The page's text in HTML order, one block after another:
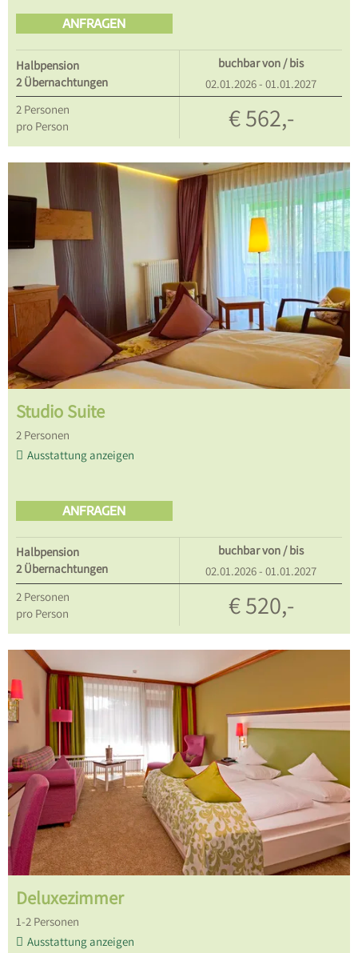
ANFRAGEN
Halbpension
2 Übernachtungen
buchbar von / bis
02.01.2026 - 01.01.2027
2 Personen
pro Person
€ 562,-
Studio Suite
2 Personen
Ausstattung anzeigen
ANFRAGEN
Halbpension
2 Übernachtungen
buchbar von / bis
02.01.2026 - 01.01.2027
2 Personen
pro Person
€ 520,-
Deluxezimmer
1-2 Personen
Ausstattung anzeigen